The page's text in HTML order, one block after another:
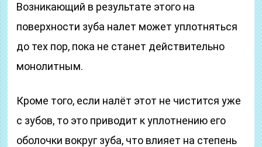
Возникающий в результате этого на
поверхности зуба налет может уплотняться
до тех пор, пока не станет действительно
монолитным.
Кроме того, если налёт этот не чистится уже
с зубов, то это приводит к уплотнению его
оболочки вокруг зуба, что влияет на степень